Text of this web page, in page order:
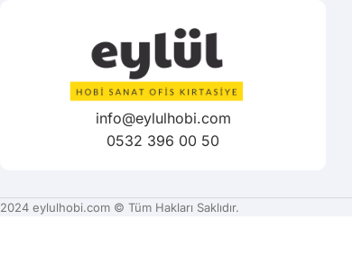
info@eylulhobi.com
0532 396 00 50
2024 eylulhobi.com © Tüm Hakları Saklıdır.